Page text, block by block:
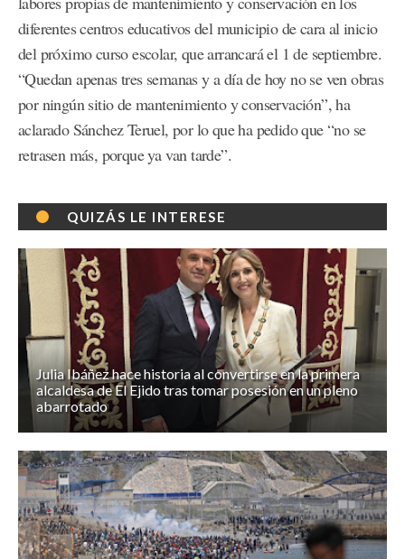
diferentes centros educativos del municipio de cara al inicio
del próximo curso escolar, que arrancará el 1 de septiembre.
“Quedan apenas tres semanas y a día de hoy no se ven obras
por ningún sitio de mantenimiento y conservación”, ha
aclarado Sánchez Teruel, por lo que ha pedido que “no se
retrasen más, porque ya van tarde”.
QUIZÁS LE INTERESE
Julia Ibáñez hace historia al convertirse en la primera
alcaldesa de El Ejido tras tomar posesión en un pleno
abarrotado